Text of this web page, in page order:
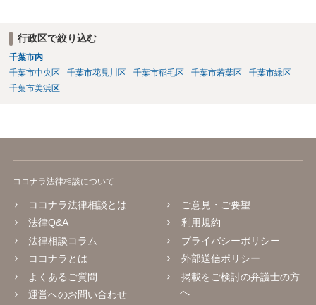
行政区で絞り込む
千葉市内
千葉市中央区
千葉市花見川区 千葉市稲毛区 千葉市若葉区
千葉市緑区
千葉市美浜区
ココナラ法律相談について
ココナラ法律相談とは
法律Q&A
法律相談コラム
ココナラとは
よくあるご質問
運営へのお問い合わせ
ご意見・ご要望
利用規約
プライバシーポリシー
外部送信ポリシー
掲載をご検討の弁護士の方
へ